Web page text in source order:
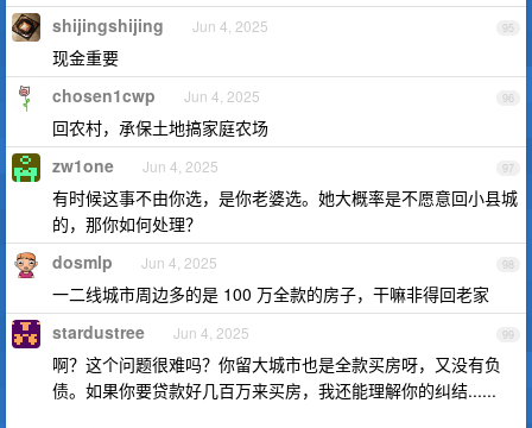
95
shijingshijing Jun 4, 2025
现金重要
96
chosen1cwp Jun 4, 2025
回农村，承保土地搞家庭农场
97
zw1one Jun 4, 2025
有时候这事不由你选，是你老婆选。她大概率是不愿意回小县城
的，那你如何处理？
98
dosmlp Jun 4, 2025
一二线城市周边多的是 100 万全款的房子，干嘛非得回老家
99
stardustree Jun 4, 2025
啊？这个问题很难吗？你留大城市也是全款买房呀，又没有负
债。如果你要贷款好几百万来买房，我还能理解你的纠结......